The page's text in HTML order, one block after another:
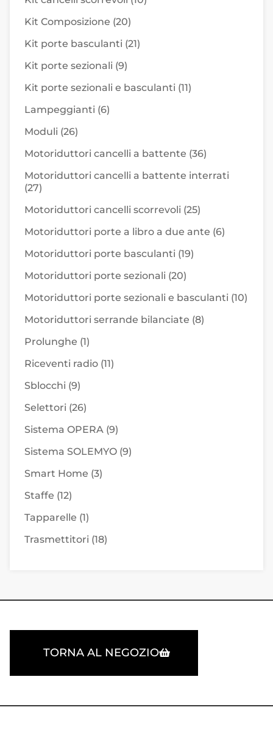
Kit Composizione (20)
Kit porte basculanti (21)
Kit porte sezionali (9)
Kit porte sezionali e basculanti (11)
Lampeggianti (6)
Moduli (26)
Motoriduttori cancelli a battente (36)
Motoriduttori cancelli a battente interrati
(27)
Motoriduttori cancelli scorrevoli (25)
Motoriduttori porte a libro a due ante (6)
Motoriduttori porte basculanti (19)
Motoriduttori porte sezionali (20)
Motoriduttori porte sezionali e basculanti (10)
Motoriduttori serrande bilanciate (8)
Prolunghe (1)
Riceventi radio (11)
Sblocchi (9)
Selettori (26)
Sistema OPERA (9)
Sistema SOLEMYO (9)
Smart Home (3)
Staffe (12)
Tapparelle (1)
Trasmettitori (18)
TORNA AL NEGOZIO